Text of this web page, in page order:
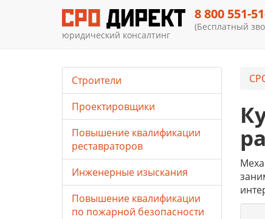
юридический консалтинг
8 800 551-
(Бесплатный
Строители
Проектировщики
Повышение квалификации
реставраторов
Инженерные изыскания
Повышение квалификации
по пожарной безопасности